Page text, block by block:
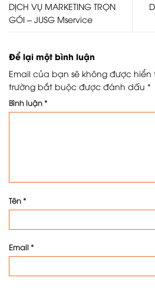
DỊCH VỤ MARKETING TRỌN
GÓI – JUSG Mservice
Để lại một bình luận
Email của bạn sẽ không được hiển
trường bắt buộc được đánh dấu *
Bình luận *
Tên *
Email *